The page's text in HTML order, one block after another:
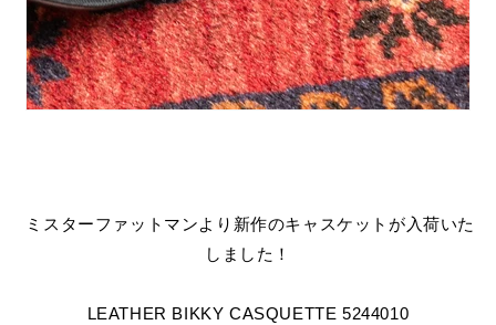
ミスターファットマンより新作のキャスケットが入荷いた
しました！
LEATHER BIKKY CASQUETTE 5244010